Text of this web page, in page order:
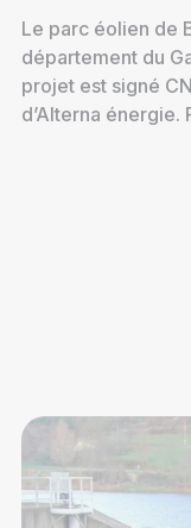
Le parc éolien de
département du
projet est signé
d’Alterna énergie.